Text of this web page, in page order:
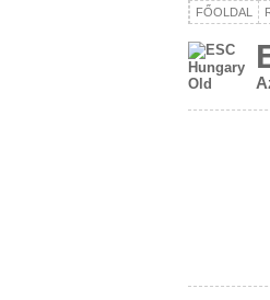
FŐOLDAL